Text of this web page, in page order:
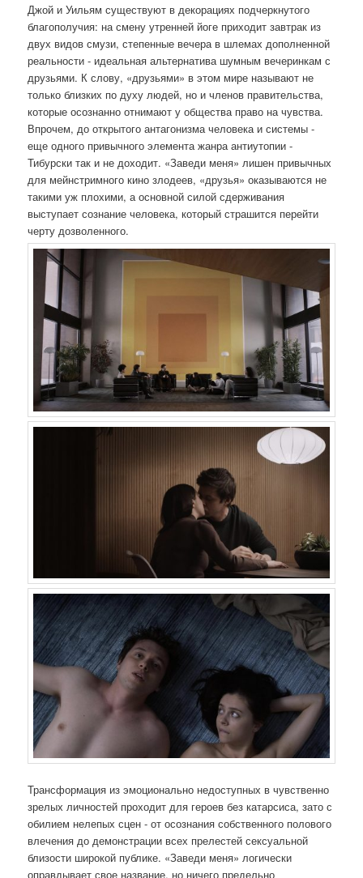
Джой и Уильям существуют в декорациях подчеркнутого
благополучия: на смену утренней йоге приходит завтрак из
двух видов смузи, степенные вечера в шлемах дополненной
реальности - идеальная альтернатива шумным вечеринкам с
друзьями. К слову, «друзьями» в этом мире называют не
только близких по духу людей, но и членов правительства,
которые осознанно отнимают у общества право на чувства.
Впрочем, до открытого антагонизма человека и системы -
еще одного привычного элемента жанра антиутопии -
Тибурски так и не доходит. «Заведи меня» лишен привычных
для мейнстримного кино злодеев, «друзья» оказываются не
такими уж плохими, а основной силой сдерживания
выступает сознание человека, который страшится перейти
черту дозволенного.
Трансформация из эмоционально недоступных в чувственно
зрелых личностей проходит для героев без катарсиса, зато с
обилием нелепых сцен - от осознания собственного полового
влечения до демонстрации всех прелестей сексуальной
близости широкой публике. «Заведи меня» логически
оправдывает свое название, но ничего предельно